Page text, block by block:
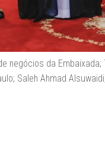
negócios da
Saleh Ahmad